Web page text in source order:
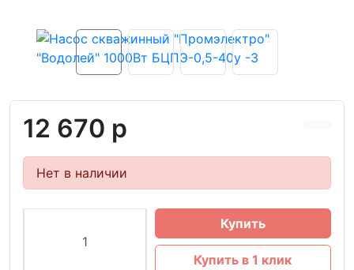
12 670 р
Нет в наличии
Купить
Купить в 1 клик